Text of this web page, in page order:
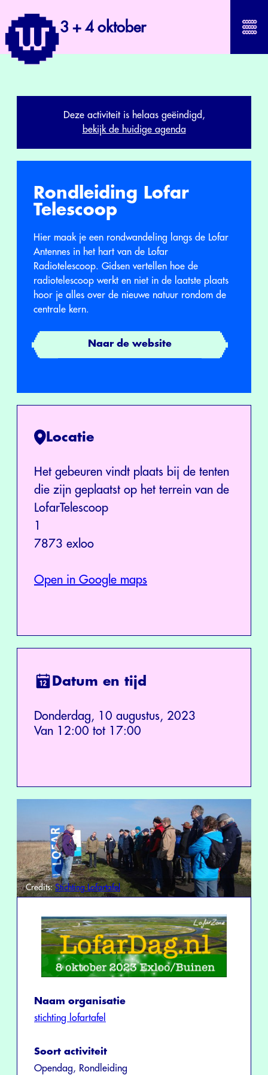
3 + 4 oktober
Deze activiteit is helaas geëindigd,
bekijk de huidige agenda
Rondleiding Lofar
Telescoop
Hier maak je een rondwandeling langs de Lofar
Antennes in het hart van de Lofar
Radiotelescoop. Gidsen vertellen hoe de
radiotelescoop werkt en niet in de laatste plaats
hoor je alles over de nieuwe natuur rondom de
centrale kern.
Naar de website
Locatie
Het gebeuren vindt plaats bij de tenten
die zijn geplaatst op het terrein van de
LofarTelescoop
1
7873 exloo
Open in Google maps
Datum en tijd
Donderdag, 10 augustus, 2023
Van 12:00 tot 17:00
Credits:Stichting Lofartafel
Naam organisatie
stichting lofartafel
Soort activiteit
Opendag, Rondleiding